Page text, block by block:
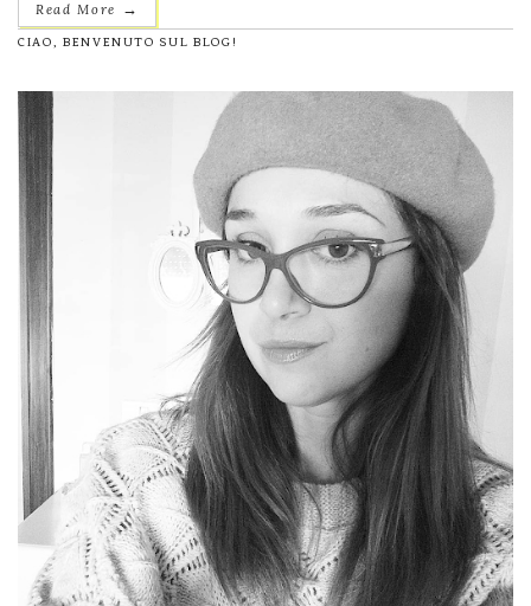
Read More →
CIAO, BENVENUTO SUL BLOG!